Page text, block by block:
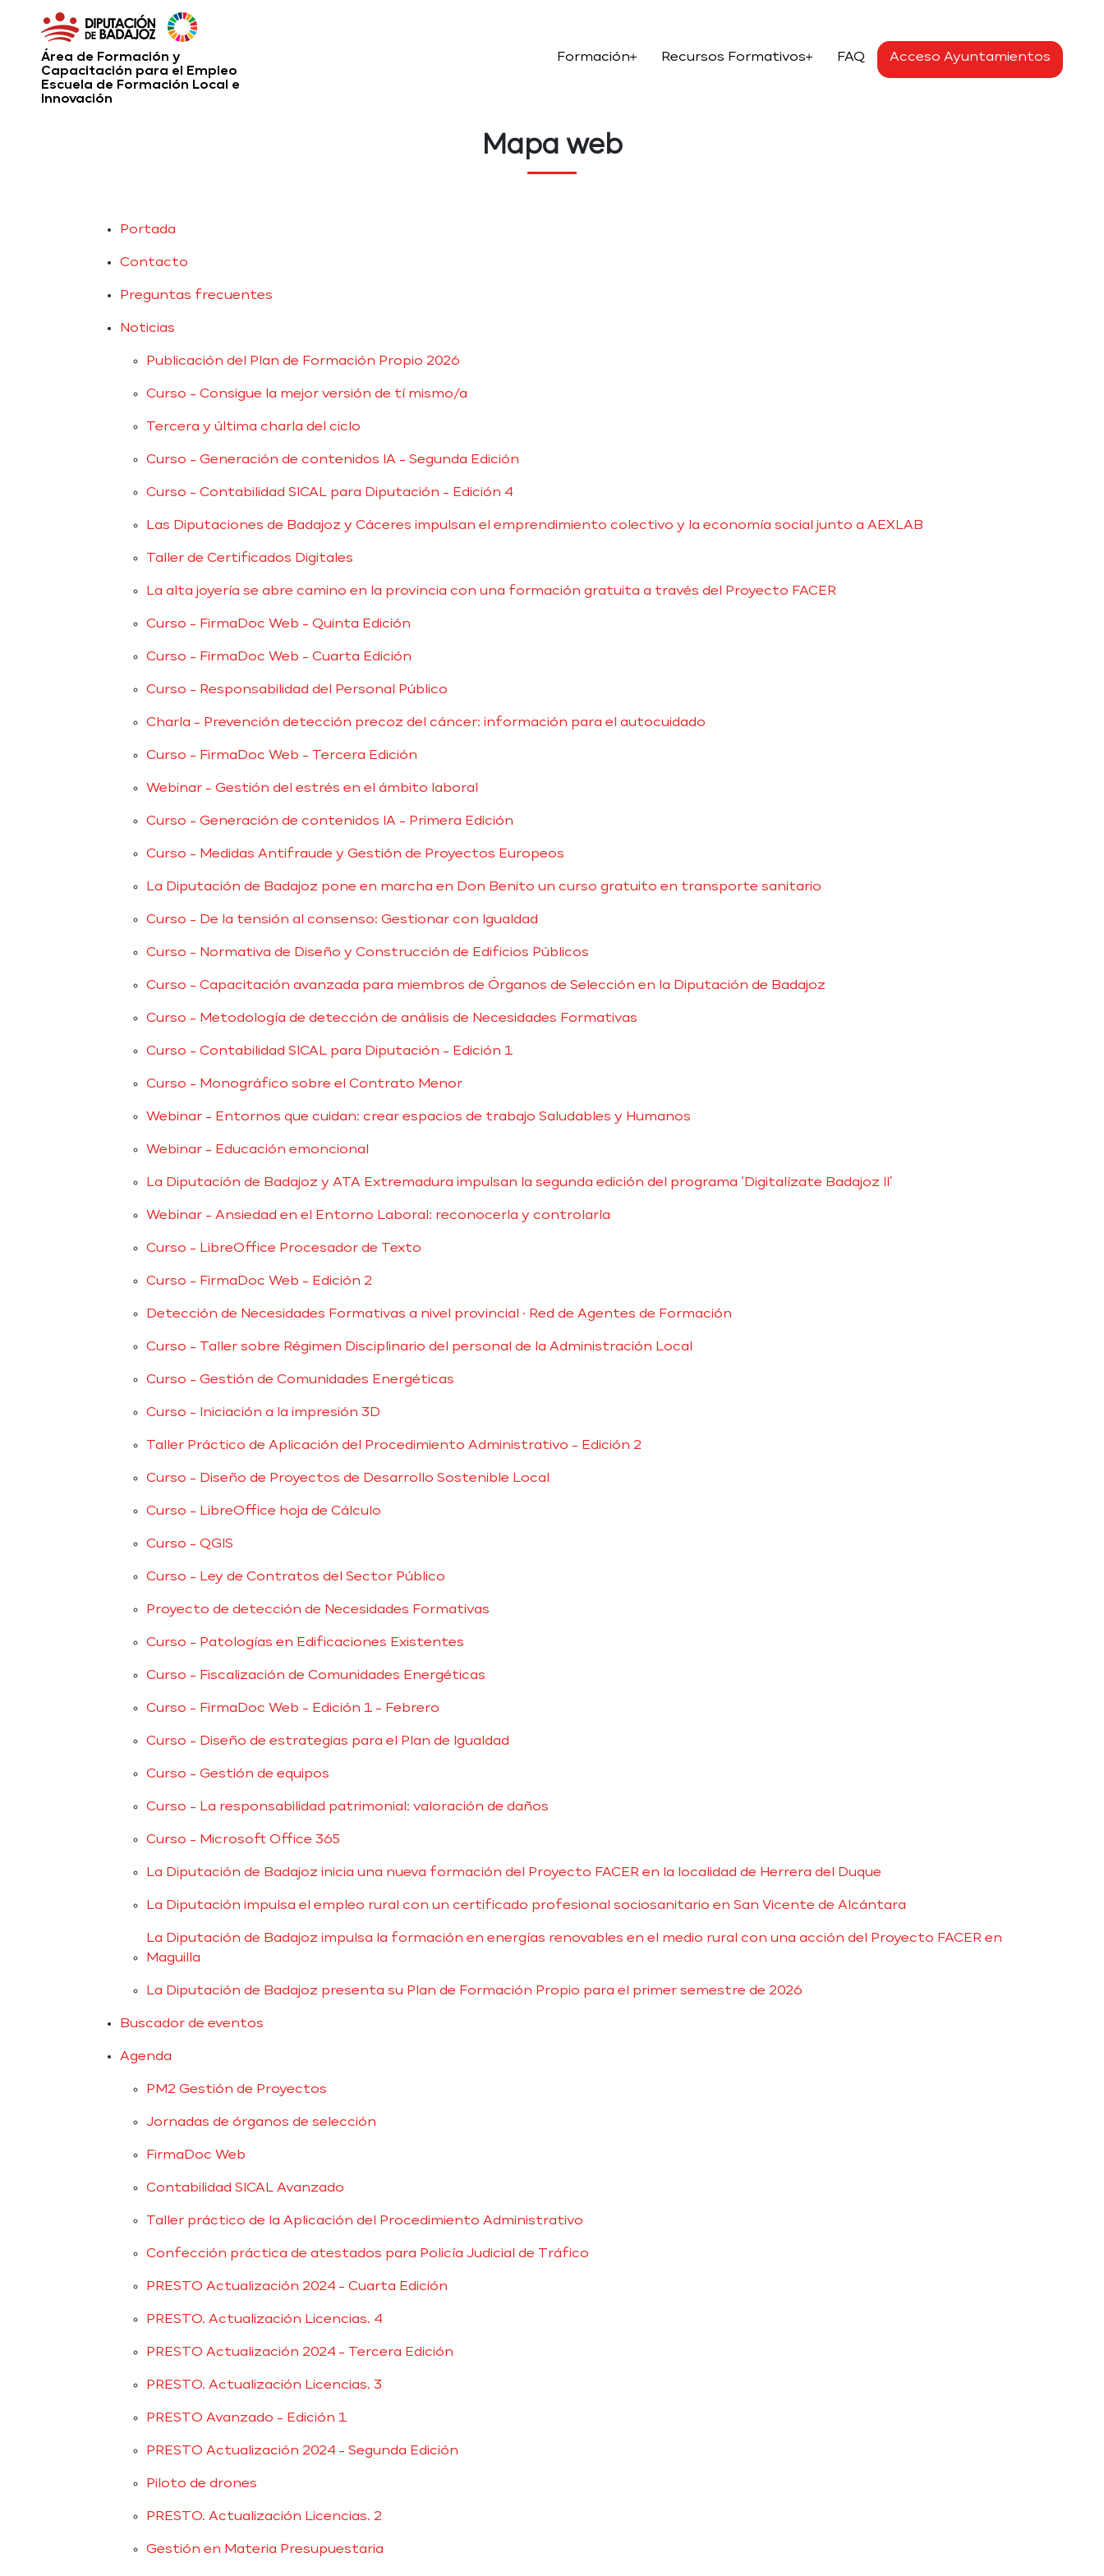
Área de Formación y
Capacitación para el Empleo
Escuela de Formación Local e
Innovación
Formación Recursos Formativos FAQ Acceso Ayuntamientos
Mapa web
Portada
Contacto
Preguntas frecuentes
Noticias
Publicación del Plan de Formación Propio 2026
Curso - Consigue la mejor versión de tí mismo/a
Tercera y última charla del ciclo
Curso - Generación de contenidos IA - Segunda Edición
Curso - Contabilidad SICAL para Diputación - Edición 4
Las Diputaciones de Badajoz y Cáceres impulsan el emprendimiento colectivo y la economía social junto a AEXLAB
Taller de Certificados Digitales
La alta joyería se abre camino en la provincia con una formación gratuita a través del Proyecto FACER
Curso - FirmaDoc Web - Quinta Edición
Curso - FirmaDoc Web - Cuarta Edición
Curso - Responsabilidad del Personal Público
Charla - Prevención detección precoz del cáncer: información para el autocuidado
Curso - FirmaDoc Web - Tercera Edición
Webinar - Gestión del estrés en el ámbito laboral
Curso - Generación de contenidos IA - Primera Edición
Curso - Medidas Antifraude y Gestión de Proyectos Europeos
La Diputación de Badajoz pone en marcha en Don Benito un curso gratuito en transporte sanitario
Curso - De la tensión al consenso: Gestionar con Igualdad
Curso - Normativa de Diseño y Construcción de Edificios Públicos
Curso - Capacitación avanzada para miembros de Órganos de Selección en la Diputación de Badajoz
Curso - Metodología de detección de análisis de Necesidades Formativas
Curso - Contabilidad SICAL para Diputación - Edición 1
Curso - Monográfico sobre el Contrato Menor
Webinar - Entornos que cuidan: crear espacios de trabajo Saludables y Humanos
Webinar - Educación emoncional
La Diputación de Badajoz y ATA Extremadura impulsan la segunda edición del programa ‘Digitalízate Badajoz II’
Webinar - Ansiedad en el Entorno Laboral: reconocerla y controlarla
Curso - LibreOffice Procesador de Texto
Curso - FirmaDoc Web - Edición 2
Detección de Necesidades Formativas a nivel provincial · Red de Agentes de Formación
Curso - Taller sobre Régimen Disciplinario del personal de la Administración Local
Curso - Gestión de Comunidades Energéticas
Curso - Iniciación a la impresión 3D
Taller Práctico de Aplicación del Procedimiento Administrativo - Edición 2
Curso - Diseño de Proyectos de Desarrollo Sostenible Local
Curso - LibreOffice hoja de Cálculo
Curso - QGIS
Curso - Ley de Contratos del Sector Público
Proyecto de detección de Necesidades Formativas
Curso - Patologías en Edificaciones Existentes
Curso - Fiscalización de Comunidades Energéticas
Curso - FirmaDoc Web - Edición 1 - Febrero
Curso - Diseño de estrategias para el Plan de Igualdad
Curso - Gestión de equipos
Curso - La responsabilidad patrimonial: valoración de daños
Curso - Microsoft Office 365
La Diputación de Badajoz inicia una nueva formación del Proyecto FACER en la localidad de Herrera del Duque
La Diputación impulsa el empleo rural con un certificado profesional sociosanitario en San Vicente de Alcántara
La Diputación de Badajoz impulsa la formación en energías renovables en el medio rural con una acción del Proyecto FACER en
Maguilla
La Diputación de Badajoz presenta su Plan de Formación Propio para el primer semestre de 2026
Buscador de eventos
Agenda
PM2 Gestión de Proyectos
Jornadas de órganos de selección
FirmaDoc Web
Contabilidad SICAL Avanzado
Taller práctico de la Aplicación del Procedimiento Administrativo
Confección práctica de atestados para Policía Judicial de Tráfico
PRESTO Actualización 2024 - Cuarta Edición
PRESTO. Actualización Licencias. 4
PRESTO Actualización 2024 - Tercera Edición
PRESTO. Actualización Licencias. 3
PRESTO Avanzado - Edición 1
PRESTO Actualización 2024 - Segunda Edición
Piloto de drones
PRESTO. Actualización Licencias. 2
Gestión en Materia Presupuestaria